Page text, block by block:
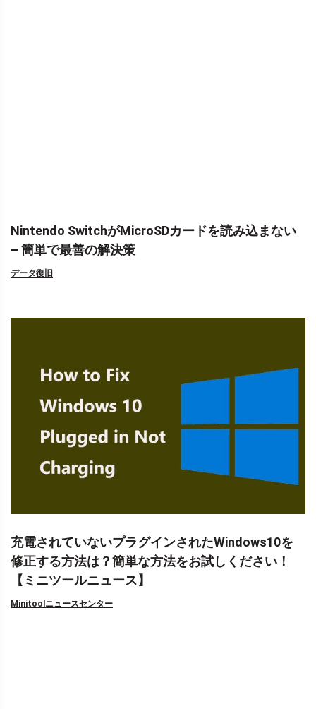
Nintendo SwitchがMicroSDカードを読み込まない
– 簡単で最善の解決策
データ復旧
充電されていないプラグインされたWindows10を
修正する方法は？簡単な方法をお試しください！
【ミニツールニュース】
Minitoolニュースセンター